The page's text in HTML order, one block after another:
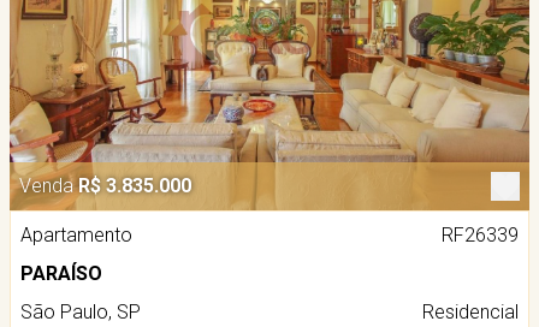
Venda R$ 3.835.000
Apartamento
RF26339
PARAÍSO
São Paulo, SP
Residencial